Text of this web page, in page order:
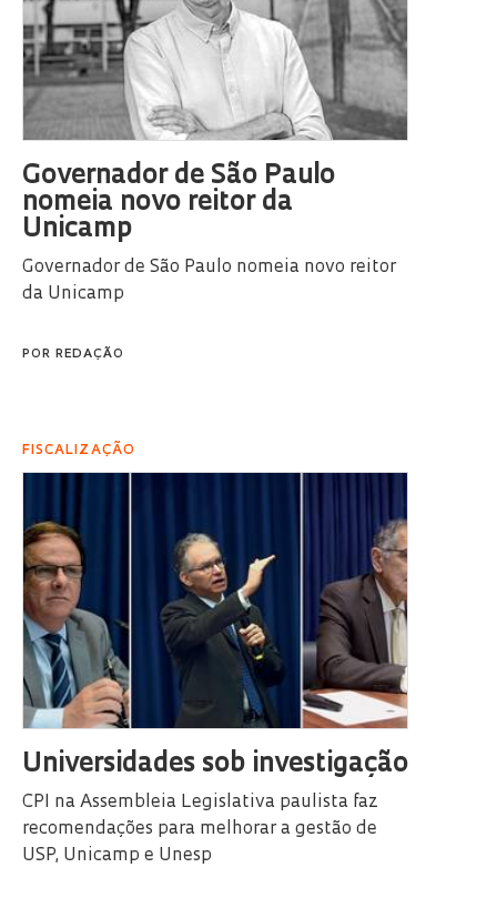
Governador de São Paulo
nomeia novo reitor da
Unicamp
Governador de São Paulo nomeia novo reitor
da Unicamp
POR REDAÇÃO
FISCALIZAÇÃO
Universidades sob investigação
CPI na Assembleia Legislativa paulista faz
recomendações para melhorar a gestão de
USP, Unicamp e Unesp